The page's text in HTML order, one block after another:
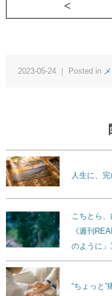
2023-05-24 ｜ Posted in
人生に、完
こちとら
《週刊
のように」
“ちょっと”